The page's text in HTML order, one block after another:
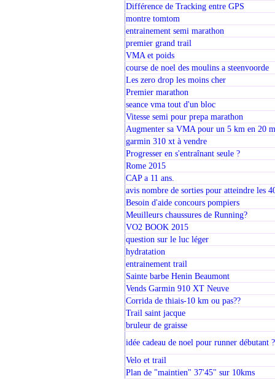
Différence de Tracking entre GPS
montre tomtom
entrainement semi marathon
premier grand trail
VMA et poids
course de noel des moulins a steenvoorde
Les zero drop les moins cher
Premier marathon
seance vma tout d'un bloc
Vitesse semi pour prepa marathon
Augmenter sa VMA pour un 5 km en 20
garmin 310 xt à vendre
Progresser en s'entraînant seule ?
Rome 2015
CAP a 11 ans.
avis nombre de sorties pour atteindre les
Besoin d'aide concours pompiers
Meuilleurs chaussures de Running?
VO2 BOOK 2015
question sur le luc léger
hydratation
entrainement trail
Sainte barbe Henin Beaumont
Vends Garmin 910 XT Neuve
Corrida de thiais-10 km ou pas??
Trail saint jacque
bruleur de graisse
idée cadeau de noel pour runner débutant ?
Velo et trail
Plan de "maintien" 37'45" sur 10kms